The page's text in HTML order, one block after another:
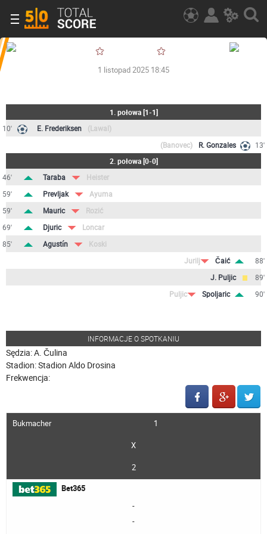
1 listopad 2025 18:45
1. połowa[1-1]
(Lawal)
E. Frederiksen
10'
13'
R. Gonzales
(Banovec)
2. połowa[0-0]
Heister
Taraba
46'
Ayuma
Prevljak
59'
Rozić
Mauric
59'
Loncar
Djuric
69'
Koski
Agustín
85'
88'
Čaić
Jurilj
89'
J. Puljic
90'
Spoljaric
Puljic
INFORMACJE O SPOTKANIU
Sędzia: A. Čulina
Stadion: Stadion Aldo Drosina
Frekwencja:
Bukmacher 1
X
2
Bet365
-
-